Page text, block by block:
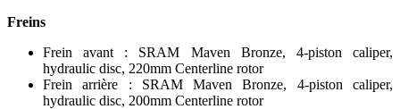
Freins
Frein avant : SRAM Maven Bronze, 4-piston caliper,
hydraulic disc, 220mm Centerline rotor
Frein arrière : SRAM Maven Bronze, 4-piston caliper,
hydraulic disc, 200mm Centerline rotor